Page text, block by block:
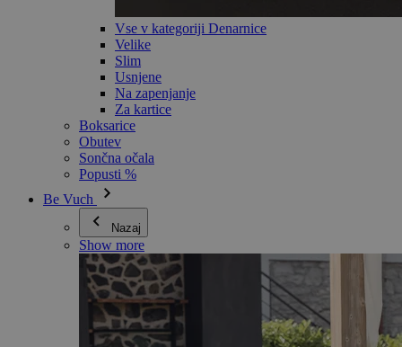
Vse v kategoriji Denarnice
Velike
Slim
Usnjene
Na zapenjanje
Za kartice
Boksarice
Obutev
Sončna očala
Popusti %
Be Vuch
Nazaj
Show more